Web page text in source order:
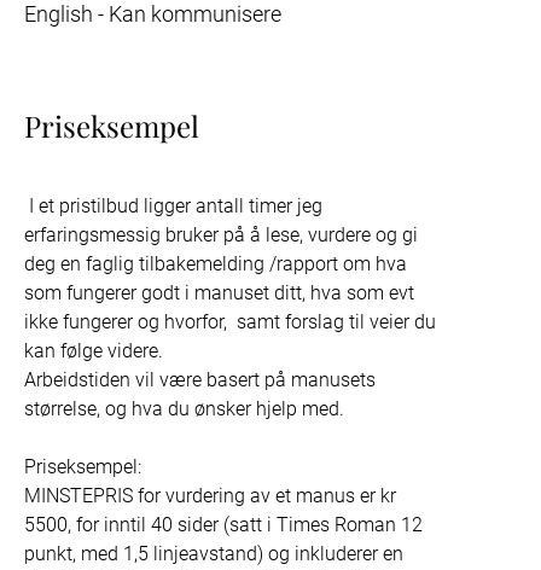
English - Kan kommunisere
Priseksempel
erfaringsmessig bruker på å lese, vurdere og gi
deg en faglig tilbakemelding /rapport om hva
som fungerer godt i manuset ditt, hva som evt
ikke fungerer og hvorfor,  samt forslag til veier du
kan følge videre.
Arbeidstiden vil være basert på manusets
størrelse, og hva du ønsker hjelp med.
Priseksempel:
MINSTEPRIS for vurdering av et manus er kr
5500, for inntil 40 sider (satt i Times Roman 12
punkt, med 1,5 linjeavstand) og inkluderer en